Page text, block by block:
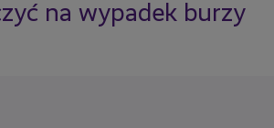
na wypadek burzy